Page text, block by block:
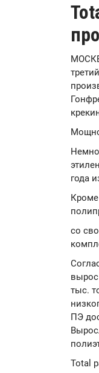
года
Кроме
со
вырос
тыс.
ПЭ
Total